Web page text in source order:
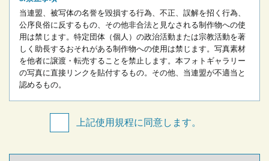
当連盟、被写体の名誉を毀損する行為、不正、誤解を招く行為、
公序良俗に反するもの、その他非合法と見なされる制作物への使
用は禁じます。 特定団体（個人）の政治活動または宗教活動を著
しく助長するおそれがある制作物への使用は禁じます。 写真素材
を他者に譲渡・転売することを禁止します。 本フォトギャラリー
の写真に直接リンクを貼付するもの。 その他、当連盟が不適当と
認めるもの。
上記使用規程に同意します。